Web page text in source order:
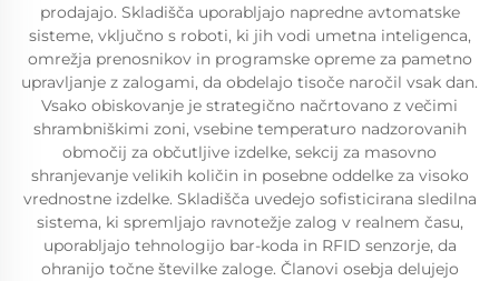
prodajajo. Skladišča uporabljajo napredne avtomatske
sisteme, vključno s roboti, ki jih vodi umetna inteligenca,
omrežja prenosnikov in programske opreme za pametno
upravljanje z zalogami, da obdelajo tisoče naročil vsak dan.
Vsako obiskovanje je strategično načrtovano z večimi
shrambniškimi zoni, vsebine temperaturo nadzorovanih
območij za občutljive izdelke, sekcij za masovno
shranjevanje velikih količin in posebne oddelke za visoko
vrednostne izdelke. Skladišča uvedejo sofisticirana sledilna
sistema, ki spremljajo ravnotežje zalog v realnem času,
uporabljajo tehnologijo bar-koda in RFID senzorje, da
ohranijo točne številke zaloge. Članovi osebja delujejo